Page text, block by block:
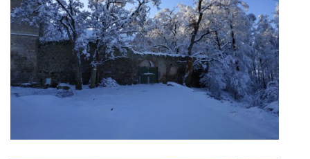
FOTOALBUM
© 2026 eStránky.cz |RSS